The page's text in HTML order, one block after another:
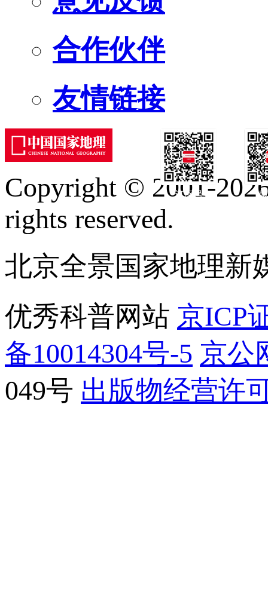
合作伙伴
友情链接
订阅号
Copyright © 2001-
rights reserved.
北京全景国家地理新
优秀科普网站 京ICP
备10014304号-5 京公
049号 出版物经营许